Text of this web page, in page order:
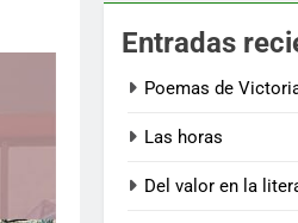
Entradas
Poemas de
Las horas
Del valor en la